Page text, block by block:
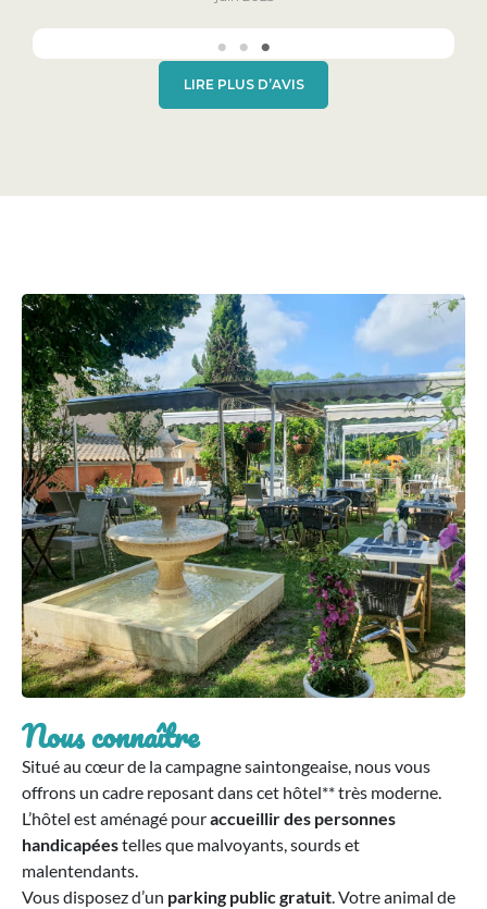
LIRE PLUS D’AVIS
Nous connaître
Situé au cœur de la campagne saintongeaise, nous vous
offrons un cadre reposant dans cet hôtel** très moderne.
L’hôtel est aménagé pouraccueillir des personnes
handicapéestelles que malvoyants, sourds et
malentendants.
Vous disposez d’un parking public gratuit. Votre animal de